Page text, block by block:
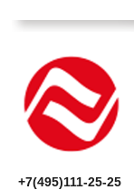
+7(495)111-25-25